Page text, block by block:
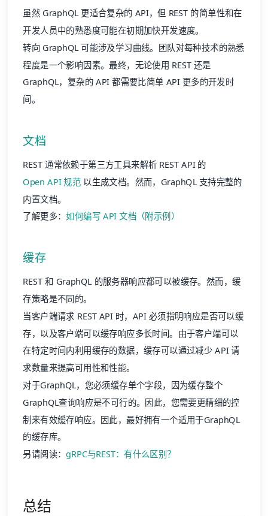
虽然 GraphQL 更适合复杂的 API，但 REST 的简单性和在
开发人员中的熟悉度可能在初期加快开发速度。
转向 GraphQL 可能涉及学习曲线。团队对每种技术的熟悉
程度是一个影响因素。最终，无论使用 REST 还是
GraphQL，复杂的 API 都需要比简单 API 更多的开发时
间。
文档
REST 通常依赖于第三方工具来解析 REST API 的
Open API 规范 以生成文档。然而，GraphQL 支持完整的
内置文档。
了解更多：如何编写 API 文档（附示例）
缓存
REST 和 GraphQL 的服务器响应都可以被缓存。然而，缓
存策略是不同的。
当客户端请求 REST API 时，API 必须指明响应是否可以缓
存，以及客户端可以缓存响应多长时间。由于客户端可以
在特定时间内利用缓存的数据，缓存可以通过减少 API 请
求数量来提高可用性和性能。
对于GraphQL，您必须缓存单个字段，因为缓存整个
GraphQL查询响应是不可行的。因此，您需要更精细的控
制来有效缓存响应。因此，最好拥有一个适用于GraphQL
的缓存库。
另请阅读：gRPC与REST：有什么区别？
总结